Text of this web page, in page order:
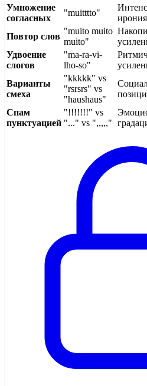
Умножение
согласных
"muitttto"
ирония
Повтор слов
"muito muito
muito"
Удвоение
слогов
"ma-ra-vi-
lho-so"
Варианты
смеха
"kkkkk" vs
"rsrsrs" vs
"haushaus"
Спам
пунктуацией
"!!!!!!!" vs
"..." vs ",,,,,"